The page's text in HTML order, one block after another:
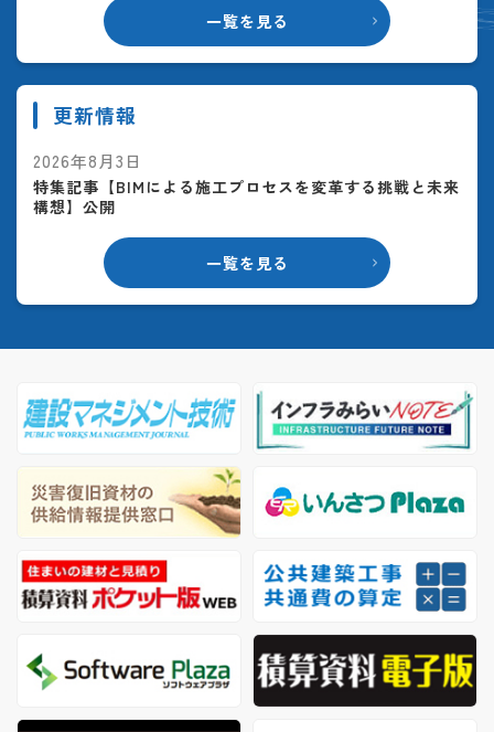
一覧を見る
更新情報
一覧を見る
2026年8月3日
特集記事【BIMによる施工プロセスを変革する挑戦と未来
構想】公開